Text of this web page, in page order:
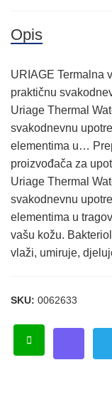
Opis
URIAGE Termalna
praktičnu
Uriage Thermal
svakodnevnu
elementima u…
proizvođača za
Uriage Thermal
svakodnevnu
elementima u
vašu kožu.
vlaži, umiruje,
SKU: 0062633